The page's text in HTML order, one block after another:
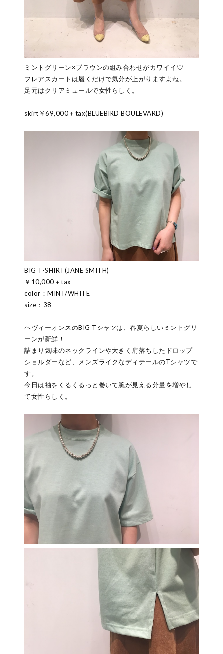
ミントグリーン×ブラウンの組み合わせがカワイイ♡
フレアスカートは履くだけで気分が上がりますよね。
足元はクリアミュールで女性らしく。
skirt￥69,000＋tax(BLUEBIRD BOULEVARD)
BIG T-SHIRT(JANE SMITH)
￥10,000＋tax
color：MINT/WHITE
size：38
ヘヴィーオンスのBIG Tシャツは、春夏らしいミントグリ
ーンが新鮮！
詰まり気味のネックラインや大きく肩落ちしたドロップ
ショルダーなど、メンズライクなディテールのTシャツで
す。
今日は袖をくるくるっと巻いて腕が見える分量を増やし
て女性らしく。